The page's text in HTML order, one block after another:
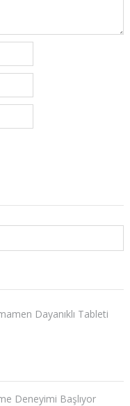
Dayanıklı Tableti
Deneyimi Başlıyor